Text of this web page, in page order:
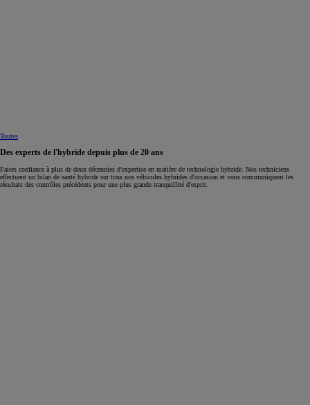
Toutes
Des experts de l'hybride depuis plus de 20 ans
Faites confiance à plus de deux décennies d'expertise en matière de technologie hybride. Nos techniciens
effectuent un bilan de santé hybride sur tous nos véhicules hybrides d'occasion et vous communiquent les
résultats des contrôles précédents pour une plus grande tranquillité d'esprit.